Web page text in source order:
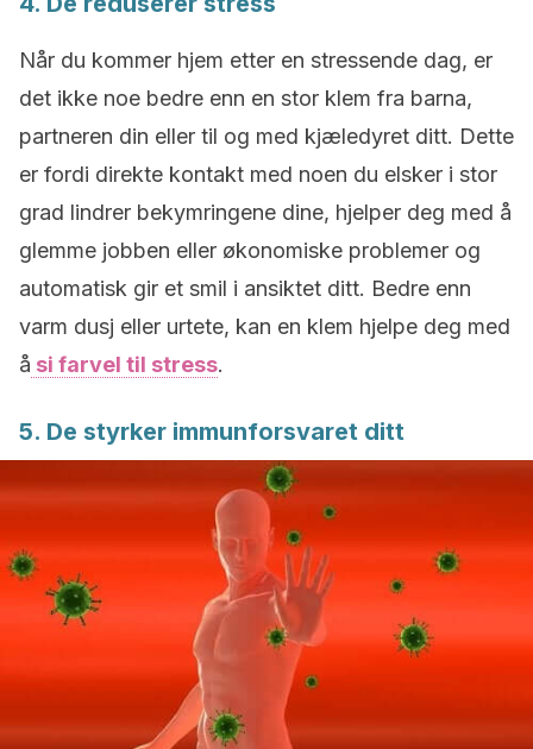
Når du kommer hjem etter en stressende dag, er
det ikke noe bedre enn en stor klem fra barna,
partneren din eller til og med kjæledyret ditt. Dette
er fordi direkte kontakt med noen du elsker i stor
grad lindrer bekymringene dine, hjelper deg med å
glemme jobben eller økonomiske problemer og
automatisk gir et smil i ansiktet ditt. Bedre enn
varm dusj eller urtete, kan en klem hjelpe deg med
å si farvel til stress.
5. De styrker immunforsvaret ditt